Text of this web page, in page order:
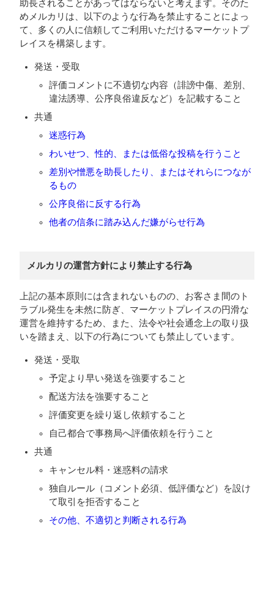
助長されることがあってはならないと考えます。そのた
めメルカリは、以下のような行為を禁止することによっ
て、多くの人に信頼してご利用いただけるマーケットプ
レイスを構築します。
発送・受取
評価コメントに不適切な内容（誹謗中傷、差別、
違法誘導、公序良俗違反など）を記載すること
共通
迷惑行為
わいせつ、性的、または低俗な投稿を行うこと
差別や憎悪を助長したり、またはそれらにつなが
るもの
公序良俗に反する行為
他者の信条に踏み込んだ嫌がらせ行為
メルカリの運営方針により禁止する行為
上記の基本原則には含まれないものの、お客さま間のト
ラブル発生を未然に防ぎ、マーケットプレイスの円滑な
運営を維持するため、また、法令や社会通念上の取り扱
いを踏まえ、以下の行為についても禁止しています。
発送・受取
予定より早い発送を強要すること
配送方法を強要すること
評価変更を繰り返し依頼すること
自己都合で事務局へ評価依頼を行うこと
共通
キャンセル料・迷惑料の請求
独自ルール（コメント必須、低評価など）を設け
て取引を拒否すること
その他、不適切と判断される行為